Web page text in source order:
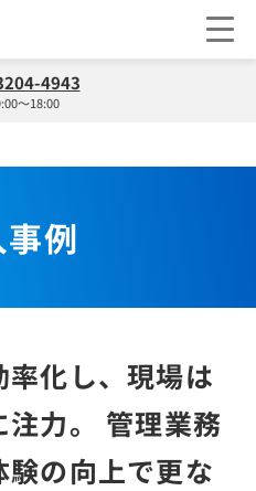
4943
～18:00
例
率化し、現場は
注力。 管理業務
の向上で更な